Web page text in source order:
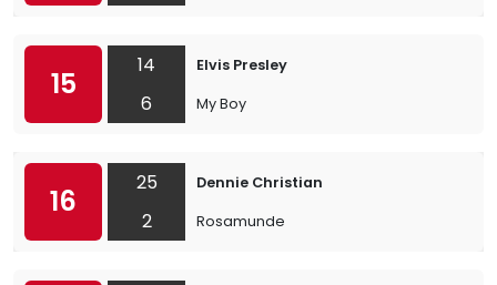
15
14
6
Elvis Presley
My Boy
16
25
2
Dennie Christian
Rosamunde